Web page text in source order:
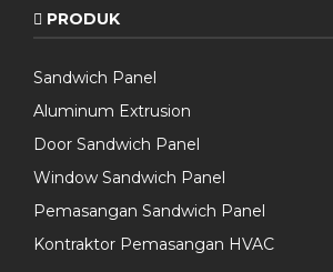
PRODUK
Sandwich Panel
Aluminum Extrusion
Door Sandwich Panel
Window Sandwich Panel
Pemasangan Sandwich Panel
Kontraktor Pemasangan HVAC